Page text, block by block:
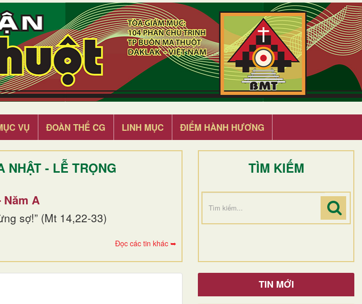
VỤ ĐOÀN THỂ CG LINH MỤC ĐIỂM HÀNH HƯƠNG
NHẬT - LỄ TRỌNG
Năm A
sợ!” (Mt 14,22-33)
Đọc các tin khác ➥
TÌM KIẾM
TIN MỚI